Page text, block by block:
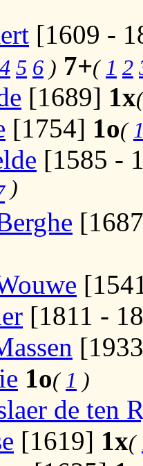
[1609 -
4 5 6 ) 7+( 1 2
[1689] 1x
[1754] 1o(
[1585 -
)
[1811 -
1o( 1 )
de ten
[1619] 1x(